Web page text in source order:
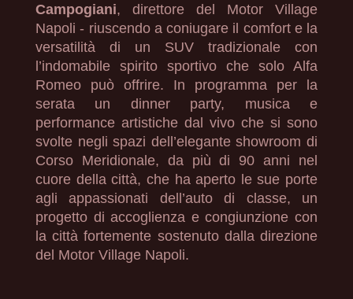
Campogiani, direttore del Motor Village
Napoli - riuscendo a coniugare il comfort e la
versatilità di un SUV tradizionale con
l’indomabile spirito sportivo che solo Alfa
Romeo può offrire. In programma per la
serata un dinner party, musica e
performance artistiche dal vivo che si sono
svolte negli spazi dell’elegante showroom di
Corso Meridionale, da più di 90 anni nel
cuore della città, che ha aperto le sue porte
agli appassionati dell’auto di classe, un
progetto di accoglienza e congiunzione con
la città fortemente sostenuto dalla direzione
del Motor Village Napoli.